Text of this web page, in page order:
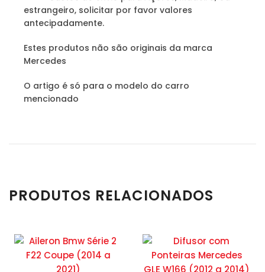
estrangeiro, solicitar por favor valores
antecipadamente.
Estes produtos não são originais da marca
Mercedes
O artigo é só para o modelo do carro
mencionado
PRODUTOS RELACIONADOS